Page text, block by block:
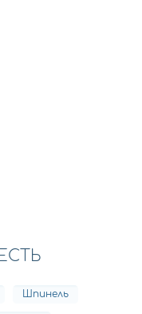
Шпинель